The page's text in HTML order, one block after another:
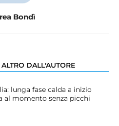
Bondì
ALTRO DALL'AUTORE
lunga fase calda a inizio
al momento senza picchi